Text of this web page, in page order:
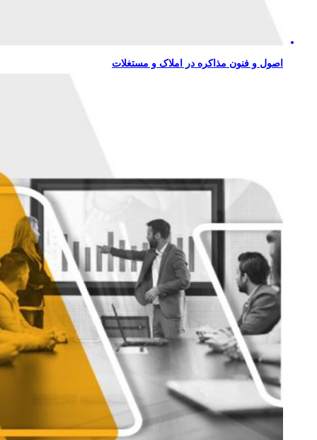
اصول و فنون مذاکره در املاک و مستغلات